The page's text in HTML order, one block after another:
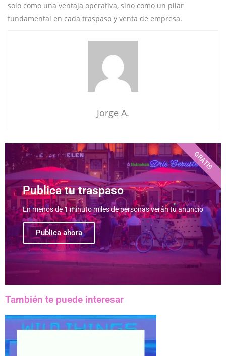
solo como una ventaja operativa, sino como un pilar
fundamental en cada traspaso y venta de empresa.
Jorge A.
Publica tu traspaso
En menos de 1 minuto miles de personas verán tu anuncio
Publica ahora
GRATIS
También te puede interesar